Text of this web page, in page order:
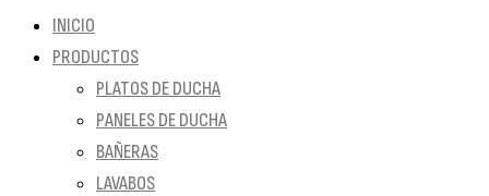
INICIO
PRODUCTOS
PLATOS DE DUCHA
PANELES DE DUCHA
BAÑERAS
LAVABOS